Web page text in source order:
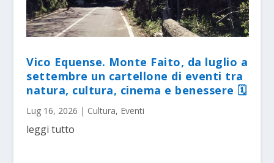
Vico Equense. Monte Faito, da luglio a
settembre un cartellone di eventi tra
natura, cultura, cinema e benessere 🗓
Lug 16, 2026 | Cultura, Eventi
leggi tutto